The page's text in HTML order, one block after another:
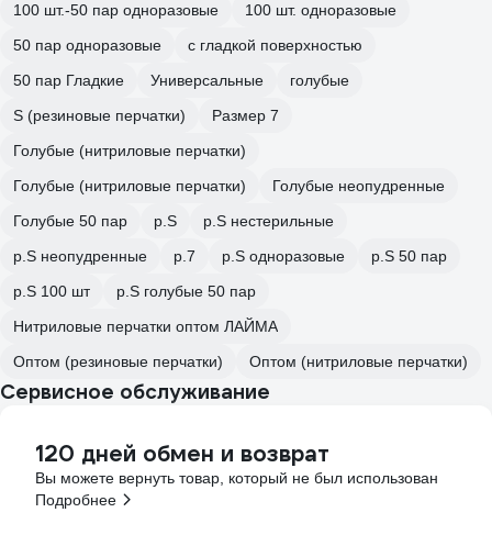
100 шт.-50 пар одноразовые
100 шт. одноразовые
50 пар одноразовые
с гладкой поверхностью
50 пар Гладкие
Универсальные
голубые
S (резиновые перчатки)
Размер 7
Голубые (нитриловые перчатки)
Голубые (нитриловые перчатки)
Голубые неопудренные
Голубые 50 пар
р.S
р.S нестерильные
р.S неопудренные
р.7 р.S одноразовые
р.S 50 пар
р.S 100 шт
р.S голубые 50 пар
Нитриловые перчатки оптом ЛАЙМА
Оптом (резиновые перчатки)
Оптом (нитриловые перчатки)
Сервисное обслуживание
120 дней обмен и возврат
Вы можете вернуть товар, который не был использован
Подробнее